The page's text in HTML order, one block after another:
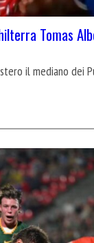
Tomas
il mediano dei